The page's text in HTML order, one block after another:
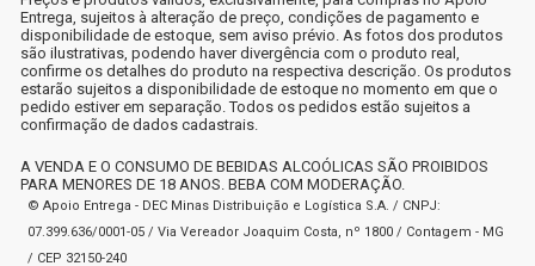
Entrega, sujeitos à alteração de preço, condições de pagamento e
disponibilidade de estoque, sem aviso prévio. As fotos dos produtos
são ilustrativas, podendo haver divergência com o produto real,
confirme os detalhes do produto na respectiva descrição. Os produtos
estarão sujeitos a disponibilidade de estoque no momento em que o
pedido estiver em separação. Todos os pedidos estão sujeitos a
confirmação de dados cadastrais.
A VENDA E O CONSUMO DE BEBIDAS ALCOÓLICAS SÃO PROIBIDOS
PARA MENORES DE 18 ANOS. BEBA COM MODERAÇÃO.
© Apoio Entrega - DEC Minas Distribuição e Logística S.A. / CNPJ:
07.399.636/0001-05 / Via Vereador Joaquim Costa, nº 1800 / Contagem - MG
/ CEP 32150-240